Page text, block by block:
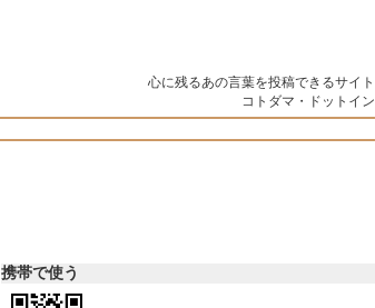
心に残るあの言葉を投稿できるサイト
コトダマ・ドットイン
携帯で使う